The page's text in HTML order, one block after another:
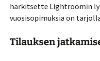
harkitsette Lightroomin
vuosisopimuksia on
Tilauksen